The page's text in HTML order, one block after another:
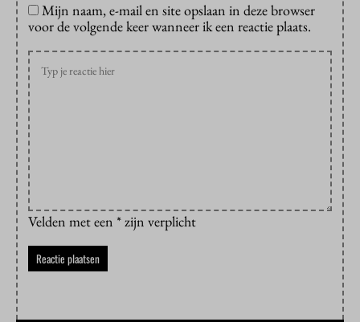
Mijn naam, e-mail en site opslaan in deze browser
voor de volgende keer wanneer ik een reactie plaats.
Velden met een * zijn verplicht